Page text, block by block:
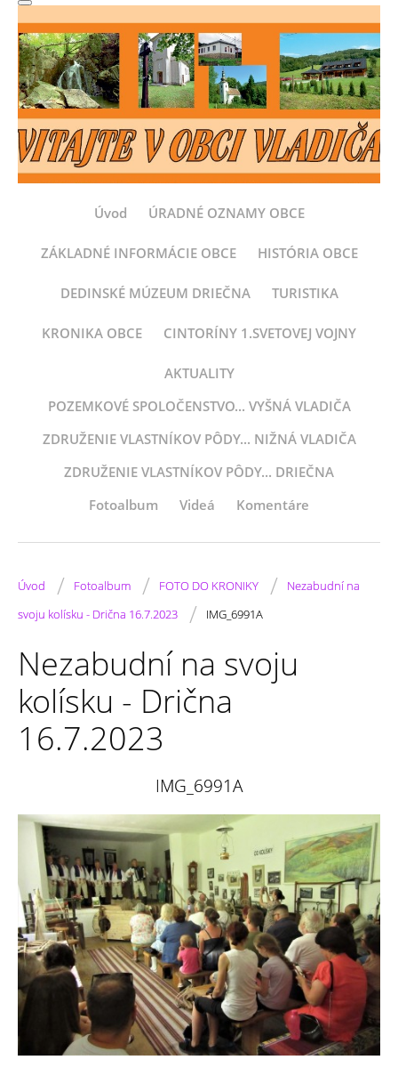
Úvod ÚRADNÉ OZNAMY OBCE
ZÁKLADNÉ INFORMÁCIE OBCE HISTÓRIA OBCE
DEDINSKÉ MÚZEUM DRIEČNA TURISTIKA
KRONIKA OBCE CINTORÍNY 1.SVETOVEJ VOJNY
AKTUALITY
POZEMKOVÉ SPOLOČENSTVO... VYŠNÁ VLADIČA
ZDRUŽENIE VLASTNÍKOV PÔDY... NIŽNÁ VLADIČA
ZDRUŽENIE VLASTNÍKOV PÔDY... DRIEČNA
Fotoalbum
Videá Komentáre
Úvod / Fotoalbum / FOTO DO KRONIKY /
Nezabudní na
svoju kolísku - Drična 16.7.2023
/ IMG_6991A
Nezabudní na svoju
kolísku - Drična
16.7.2023
IMG_6991A